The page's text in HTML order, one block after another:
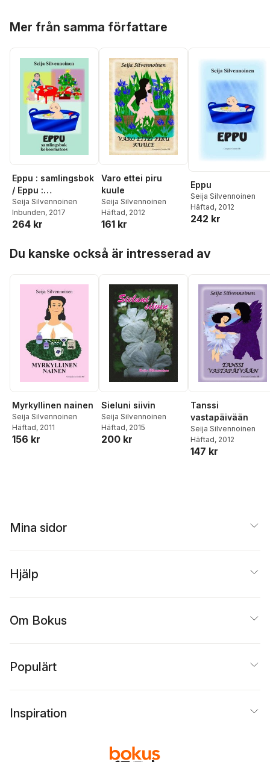
Mer från samma författare
Eppu : samlingsbok
/ Eppu :
kokoomateos
Seija Silvennoinen
Inbunden, 2017
264 kr
Varo ettei piru
kuule
Seija Silvennoinen
Häftad, 2012
161 kr
Eppu
Seija Silvennoinen
Häftad, 2012
242 kr
Du kanske också är intresserad av
Myrkyllinen nainen
Seija Silvennoinen
Häftad, 2011
156 kr
Sieluni siivin
Seija Silvennoinen
Häftad, 2015
200 kr
Tanssi
vastapäivään
Seija Silvennoinen
Häftad, 2012
147 kr
Mina sidor
Hjälp
Om Bokus
Populärt
Inspiration